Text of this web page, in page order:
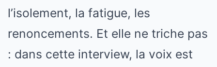
l’isolement, la fatigue, les
renoncements. Et elle ne triche pas
: dans cette interview, la voix est